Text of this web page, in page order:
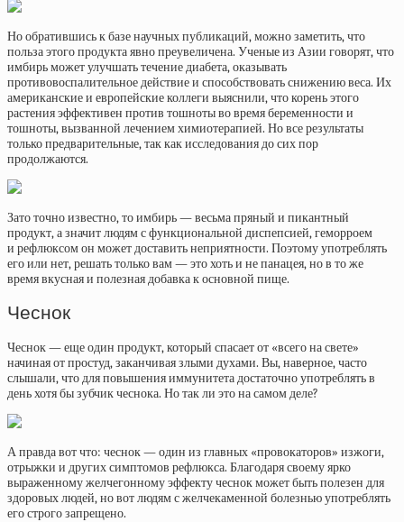
Но обратившись к базе научных публикаций, можно заметить, что
польза этого продукта явно преувеличена. Ученые из Азии говорят, что
имбирь может улучшать течение диабета, оказывать
противовоспалительное действие и способствовать снижению веса. Их
американские и европейские коллеги выяснили, что корень этого
растения эффективен против тошноты во время беременности и
тошноты, вызванной лечением химиотерапией. Но все результаты
только предварительные, так как исследования до сих пор
продолжаются.
Зато точно известно, то имбирь — весьма пряный и пикантный
продукт, а значит людям с функциональной диспепсией, геморроем
и рефлюксом он может доставить неприятности. Поэтому употреблять
его или нет, решать только вам — это хоть и не панацея, но в то же
время вкусная и полезная добавка к основной пище.
Чеснок
Чеснок — еще один продукт, который спасает от «всего на свете»
начиная от простуд, заканчивая злыми духами. Вы, наверное, часто
слышали, что для повышения иммунитета достаточно употреблять в
день хотя бы зубчик чеснока. Но так ли это на самом деле?
А правда вот что: чеснок — один из главных «провокаторов» изжоги,
отрыжки и других симптомов рефлюкса. Благодаря своему ярко
выраженному желчегонному эффекту чеснок может быть полезен для
здоровых людей, но вот людям с желчекаменной болезнью употреблять
его строго запрещено.